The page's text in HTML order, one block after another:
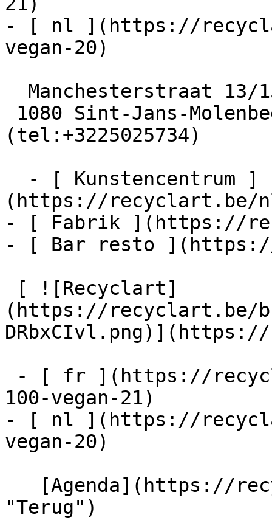
- [ nl ](https://
vegan-20)
(tel:+3225025734)
(https://recyclart.be/
- [ Fabrik ](https://
- [ Bar resto
(https://recyclart.be/
100-vegan-21)
- [ nl ](https://
vegan-20)
"Terug")